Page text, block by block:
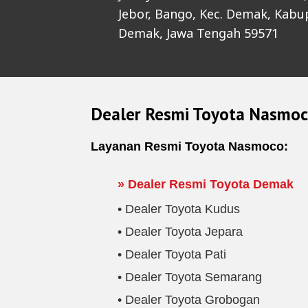
Jebor, Bango, Kec. Demak,
Demak, Jawa Tengah 59571
Dealer Resmi Toyota
Layanan Resmi Toyota Nasmoco:
» Dealer Resmi Toyota Demak
• Dealer Toyota Kudus
• Dealer Toyota Jepara
• Dealer Toyota Pati
• Dealer Toyota Semarang
• Dealer Toyota Grobogan